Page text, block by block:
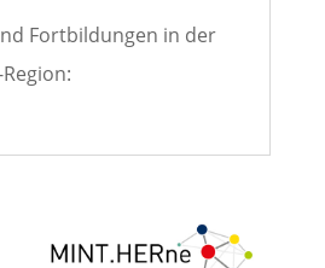
Fortbildungen in der